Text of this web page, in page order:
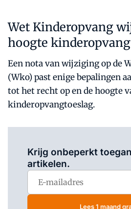
Wet Kinderopvang
hoogte
Een nota van wijziging op de
(Wko) past enige bepalingen
tot het recht op en de hoogte
kinderopvangtoeslag.
Krijg onbeperkt
artikelen.
Lees 1 maand